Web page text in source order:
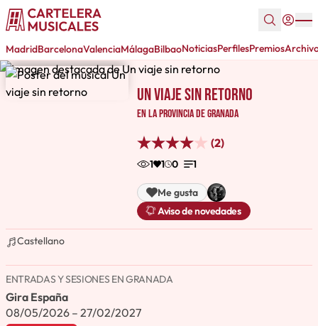
MadridBarcelonaValenciaMálagaBilbaoNoticiasPerfilesPremios
Un viaje sin retorno
en la provincia de Granada
(2)
1 1 0 1
Me gusta
Aviso de novedades
Castellano
ENTRADAS Y SESIONES EN GRANADA
Gira España
08/05/2026 – 27/02/2027